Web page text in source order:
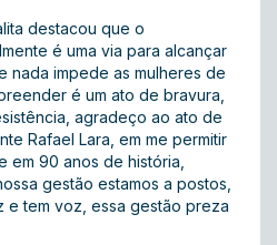
destacou que o
é uma via para alcançar
nada impede as mulheres de
é um ato de bravura,
agradeço ao ato de
Rafael Lara, em me permitir
em 90 anos de história,
gestão estamos a postos,
e tem voz, essa gestão preza